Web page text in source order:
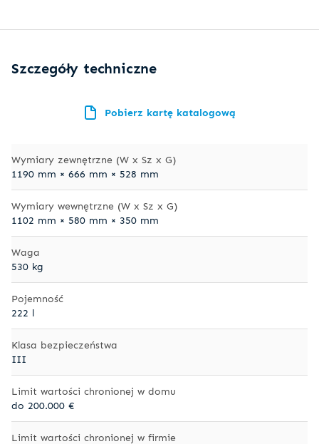
Szczegóły techniczne
Pobierz kartę katalogową
Wymiary zewnętrzne (W x Sz x G)
1190 mm × 666 mm × 528 mm
Wymiary wewnętrzne (W x Sz x G)
1102 mm × 580 mm × 350 mm
Waga
530 kg
Pojemność
222 l
Klasa bezpieczeństwa
III
Limit wartości chronionej w domu
do 200.000 €
Limit wartości chronionej w firmie